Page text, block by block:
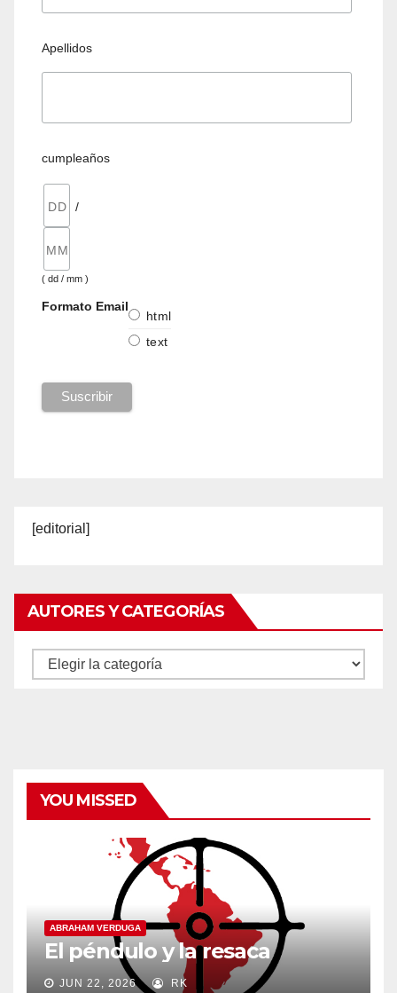
Apellidos
cumpleaños
/
( dd / mm )
Formato Email
html
text
[editorial]
AUTORES Y CATEGORÍAS
Autores
YOU MISSED
ABRAHAM VERDUGA
El péndulo y la resaca
JUN 22, 2026 RK